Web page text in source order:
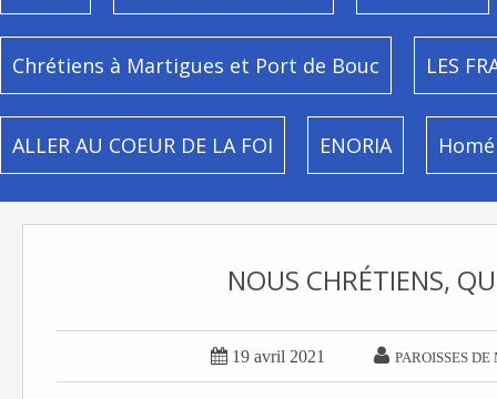
Chrétiens à Martigues et Port de Bouc LES
ALLER AU COEUR DE LA FOI ENORIA
NOUS CHRÉTIENS,
 19 avril 2021  PAROISSES